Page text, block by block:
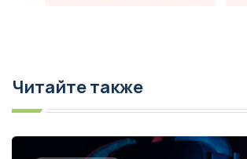
Читайте также